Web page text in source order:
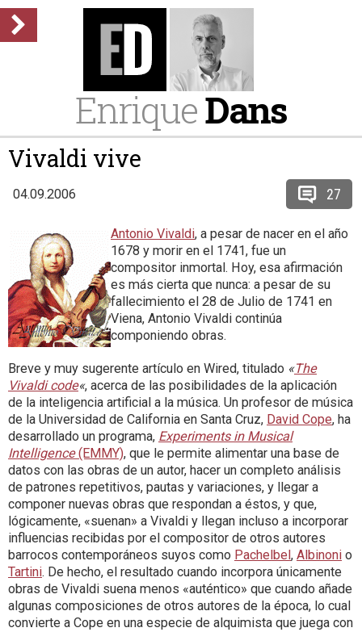
EnriqueDans
Vivaldi vive
04.09.2006 27
Antonio Vivaldi, a pesar de nacer en el año
1678 y morir en el 1741, fue un
compositor inmortal. Hoy, esa afirmación
es más cierta que nunca: a pesar de su
fallecimiento el 28 de Julio de 1741 en
Viena, Antonio Vivaldi continúa
componiendo obras.
Breve y muy sugerente artículo en Wired, titulado «The
Vivaldi code«, acerca de las posibilidades de la aplicación
de la inteligencia artificial a la música. Un profesor de música
de la Universidad de California en Santa Cruz, David Cope, ha
desarrollado un programa, Experiments in Musical
Intelligence(EMMY), que le permite alimentar una base de
datos con las obras de un autor, hacer un completo análisis
de patrones repetitivos, pautas y variaciones, y llegar a
componer nuevas obras que respondan a éstos, y que,
lógicamente, «suenan» a Vivaldi y llegan incluso a incorporar
influencias recibidas por el compositor de otros autores
barrocos contemporáneos suyos como Pachelbel, Albinoni o
Tartini. De hecho, el resultado cuando incorpora únicamente
obras de Vivaldi suena menos «auténtico» que cuando añade
algunas composiciones de otros autores de la época, lo cual
convierte a Cope en una especie de alquimista que juega con